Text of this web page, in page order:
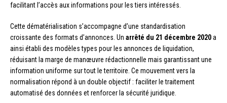
facilitant l’accès aux informations pour les tiers intéressés.
Cette dématérialisation s’accompagne d’une standardisation
croissante des formats d’annonces. Un arrêté du 21 décembre 2020a
ainsi établi des modèles types pour les annonces de liquidation,
réduisant la marge de manœuvre rédactionnelle mais garantissant une
information uniforme sur tout le territoire. Ce mouvement vers la
normalisation répond à un double objectif : faciliter le traitement
automatisé des données et renforcer la sécurité juridique.